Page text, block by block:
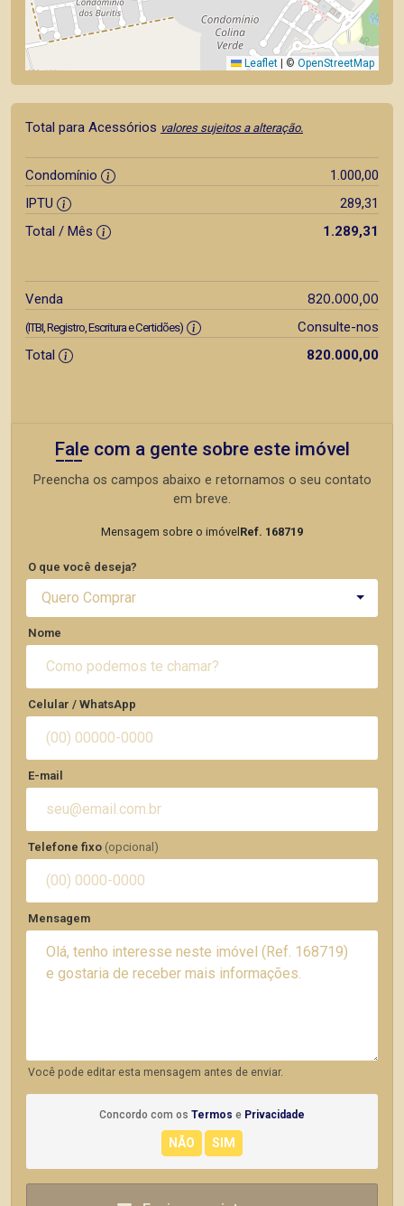
Leaflet © OpenStreetMap
Total para Acessórios valores sujeitos a alteração.
Condomínio
1.000,00
IPTU
289,31
Total / Mês
1.289,31
Venda 820.000,00
(ITBI, Registro, Escritura e Certidões)
Consulte-nos
Total
820.000,00
Fale com a gente sobre este imóvel
Preencha os campos abaixo e retornamos o seu contato
em breve.
Mensagem sobre o imóvel Ref. 168719
O que você deseja?
Quero Comprar
Nome
Celular / WhatsApp
E-mail
Telefone fixo (opcional)
Mensagem
Você pode editar esta mensagem antes de enviar.
Concordo com os Termos e Privacidade